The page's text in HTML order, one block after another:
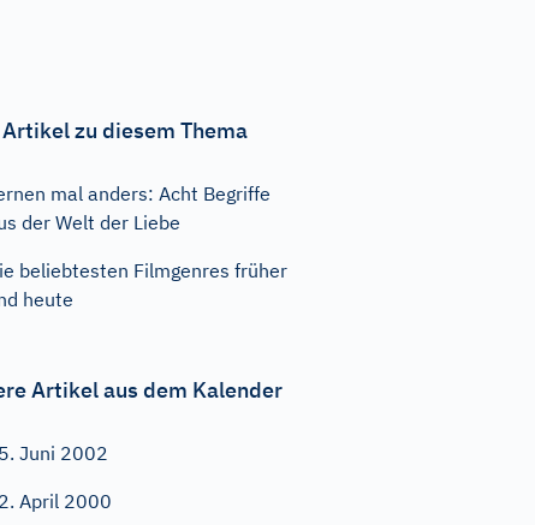
zu diesem Thema
mal anders: Acht Begriffe
der Welt der Liebe
beliebtesten Filmgenres früher
heute
Artikel aus dem Kalender
Juni 2002
April 2000